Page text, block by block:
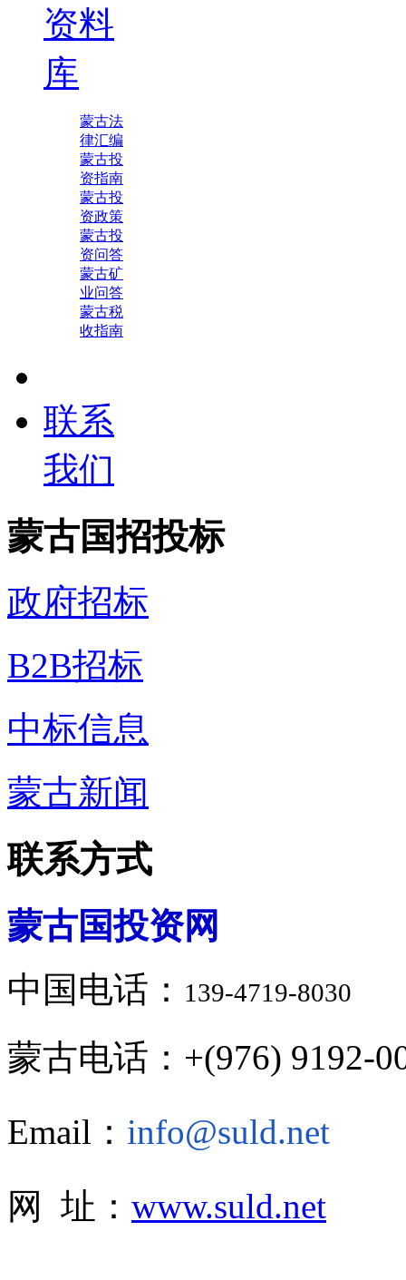
资料
库
蒙古法
律汇编
蒙古投
资指南
蒙古投
资政策
蒙古投
资问答
蒙古矿
业问答
蒙古税
收指南
联系
我们
蒙古国招投标
政府招标
B2B招标
中标信息
蒙古新闻
联系方式
蒙古国投资网
中国电话： 139-4719-8030
蒙古电话：+(976) 9192-
Email： info@suld.net
网 址： www.suld.net